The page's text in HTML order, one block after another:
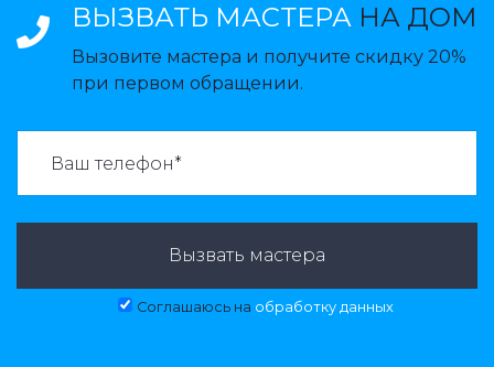
ВЫЗВАТЬ МАСТЕРА НА ДОМ
Вызовите мастера и получите скидку 20%
при первом обращении.
Вызвать мастера
Соглашаюсь на обработку данных